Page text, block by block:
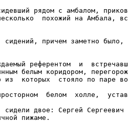
рядом с амбалом,
похожий на Амбала,
сидений, причем заметно было,
референтом  и
белым коридором,
из  которых  стояло по паре
белом  холле,
сидели двое: Сергей Сергеевич
пижаме.